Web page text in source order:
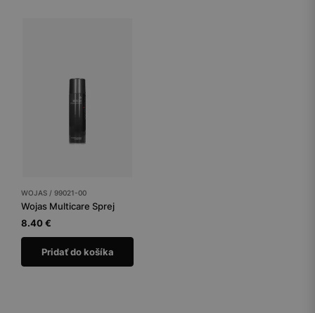
WOJAS / 99021-00
Wojas Multicare Sprej
8.40 €
Pridať do košíka